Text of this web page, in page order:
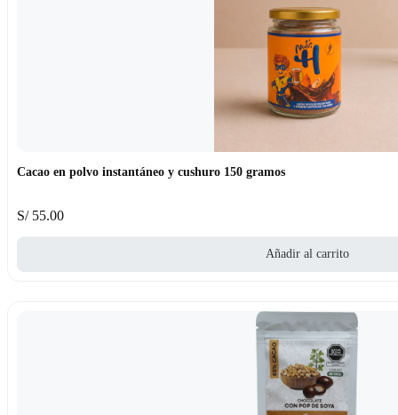
Cacao en polvo instantáneo y cushuro 150 gramos
S/55.00
Añadir al carrito